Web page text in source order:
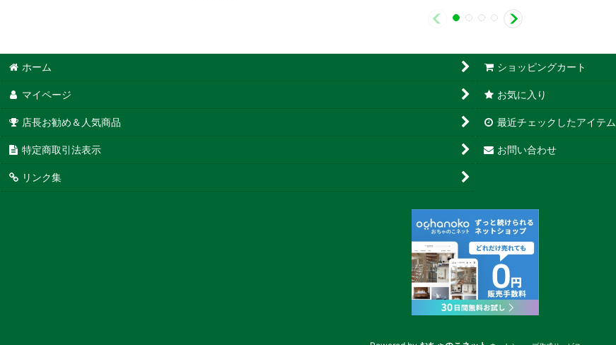
ホーム ショッピングカート
マイページ お気に入り
店長お勧め＆人気商品 最近チェックしたアイテム
特定商取引法表示 お問い合わせ
リンク集